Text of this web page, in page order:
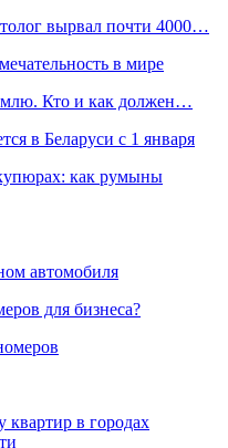
вырвал почти 4000…
в мире
Кто и как должен…
в Беларуси с 1 января
как румыны
автомобиля
для бизнеса?
квартир в городах